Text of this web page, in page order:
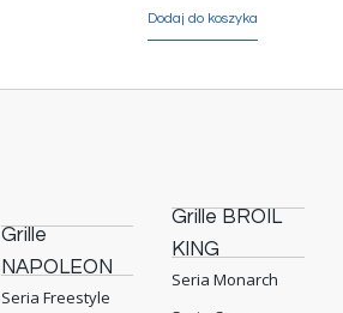
Dodaj do koszyka
Grille
NAPOLEON
Seria Freestyle
Grille BROIL
KING
Seria Monarch